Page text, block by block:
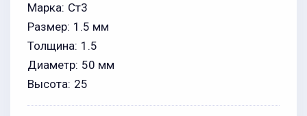
Марка: Ст3
Размер: 1.5 мм
Толщина: 1.5
Диаметр: 50 мм
Высота: 25